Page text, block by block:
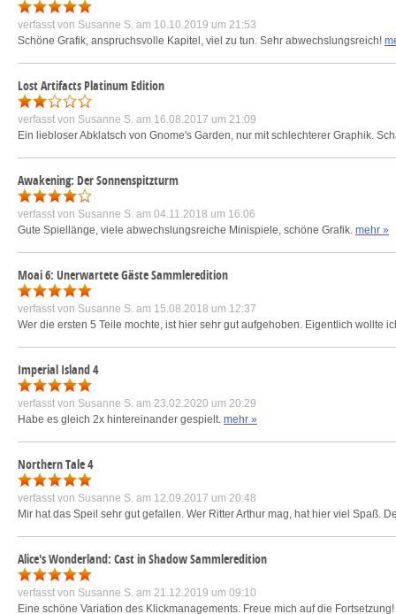
verfasst von Susanne S. am 10.10.2019 um 21:53
Schöne Grafik, anspruchsvolle Kapitel, viel zu tun. Sehr abwechslungsreich!
Lost Artifacts Platinum Edition
verfasst von Susanne S. am 16.08.2017 um 21:09
Ein liebloser Abklatsch von Gnome's Garden, nur mit schlechterer Graphik.
Awakening: Der Sonnenspitzturm
verfasst von Susanne S. am 04.11.2018 um 16:06
Gute Spiellänge, viele abwechslungsreiche Minispiele, schöne Grafik. mehr »
Moai 6: Unerwartete Gäste Sammleredition
verfasst von Susanne S. am 15.08.2018 um 12:37
Wer die ersten 5 Teile mochte, ist hier sehr gut aufgehoben. Eigentlich wollte
Imperial Island 4
verfasst von Susanne S. am 23.02.2020 um 20:29
Habe es gleich 2x hintereinander gespielt. mehr »
Northern Tale 4
verfasst von Susanne S. am 12.09.2017 um 20:48
Mir hat das Speil sehr gut gefallen. Wer Ritter Arthur mag, hat hier viel Spaß.
Alice's Wonderland: Cast in Shadow Sammleredition
verfasst von Susanne S. am 21.12.2019 um 09:10
Eine schöne Variation des Klickmanagements. Freue mich auf die Fortsetzung!